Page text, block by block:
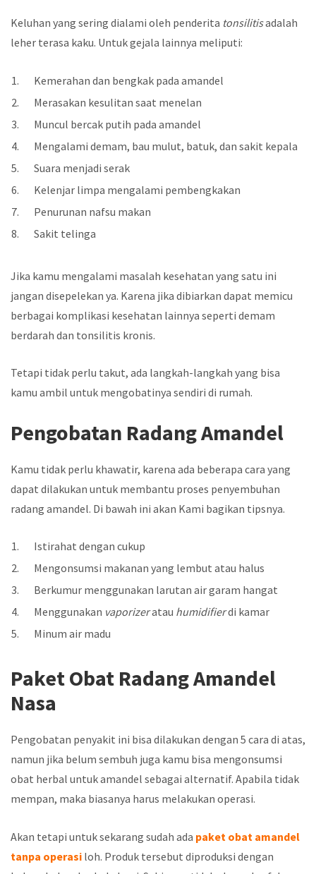
Keluhan yang sering dialami oleh penderita tonsilitisadalah
leher terasa kaku. Untuk gejala lainnya meliputi:
Kemerahan dan bengkak pada amandel
Merasakan kesulitan saat menelan
Muncul bercak putih pada amandel
Mengalami demam, bau mulut, batuk, dan sakit kepala
Suara menjadi serak
Kelenjar limpa mengalami pembengkakan
Penurunan nafsu makan
Sakit telinga
Jika kamu mengalami masalah kesehatan yang satu ini
jangan disepelekan ya. Karena jika dibiarkan dapat memicu
berbagai komplikasi kesehatan lainnya seperti demam
berdarah dan tonsilitis kronis.
Tetapi tidak perlu takut, ada langkah-langkah yang bisa
kamu ambil untuk mengobatinya sendiri di rumah.
Pengobatan Radang Amandel
Kamu tidak perlu khawatir, karena ada beberapa cara yang
dapat dilakukan untuk membantu proses penyembuhan
radang amandel. Di bawah ini akan Kami bagikan tipsnya.
Istirahat dengan cukup
Mengonsumsi makanan yang lembut atau halus
Berkumur menggunakan larutan air garam hangat
Menggunakan vaporizeratau humidifierdi kamar
Minum air madu
Paket Obat Radang Amandel
Nasa
Pengobatan penyakit ini bisa dilakukan dengan 5 cara di atas,
namun jika belum sembuh juga kamu bisa mengonsumsi
obat herbal untuk amandel sebagai alternatif. Apabila tidak
mempan, maka biasanya harus melakukan operasi.
Akan tetapi untuk sekarang sudah ada paket obat amandel
tanpa operasi loh. Produk tersebut diproduksi dengan